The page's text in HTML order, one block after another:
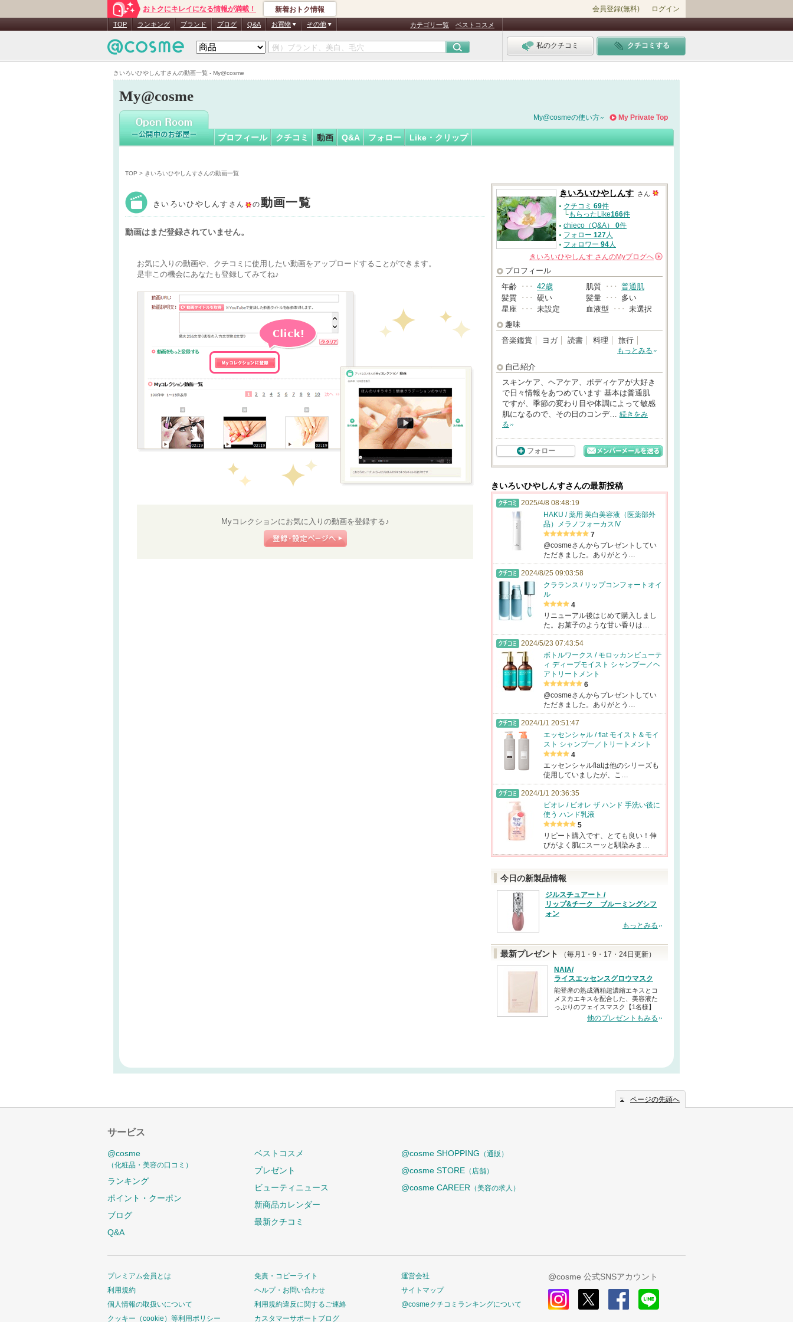
きいろいひやしんすさんの動画一覧 - My@cosme
おトクにキレイになる情報が満載！ 新着おトク情報 会員登録(無料) ログイン
TOP ランキング ブランド ブログ Q&A お買物 その他 カテゴリ一覧 ベストコスメ
私のクチコミ クチコミする
My@cosme
きいろいひやしん…さん
My Private Top
My@cosmeの使い方
プロフィール クチコミ 動画 Q&A フォロー Like・クリップ
TOP > きいろいひやしんすさんの動画一覧
きいろいひやしんす さん の動画一覧
動画はまだ登録されていません。
お気に入りの動画や、クチコミに使用したい動画をアップロードすることができます。
是非この機会にあなたも登録してみてね♪
Myコレクションにお気に入りの動画を登録する♪
きいろいひやしんす さん
クチコミ 69件
└もらったLike166件
chieco（Q&A） 0件
フォロー 127人
フォロワー 94人
きいろいひやしんす さんのMyブログへ
プロフィール
年齢 ･･･ 42歳 肌質 ･･･ 普通肌
髪質 ･･･ 硬い 髪量 ･･･
多い
星座 ･･･ 未設定 血液型 ･･･ 未選択
趣味
音楽鑑賞
ヨガ 読書 料理 旅行
もっとみる
自己紹介
スキンケア、ヘアケア、ボディケアが大好き
で日々情報をあつめています 基本は普通肌
ですが、季節の変わり目や体調によって敏感
肌になるので、その日のコンデ… 続きをみ
る
フォロー
きいろいひやしんすさんの最新投稿
2025/4/8 08:48:19
HAKU / 薬用 美白美容液（医薬部外
品）メラノフォーカスIV
7
@cosmeさんからプレゼントしてい
ただきました。ありがとう…
2024/8/25 09:03:58
クラランス / リップコンフォートオイ
ル
4
リニューアル後はじめて購入しまし
た。お菓子のような甘い香りは…
2024/5/23 07:43:54
ボトルワークス / モロッカンビューテ
ィ ディープモイスト シャンプー／ヘ
アトリートメント
6
@cosmeさんからプレゼントしてい
ただきました。ありがとう…
2024/1/1 20:51:47
エッセンシャル / flat モイスト＆モイ
スト シャンプー／トリートメント
4
エッセンシャルflatは他のシリーズも
使用していましたが、こ…
2024/1/1 20:36:35
ビオレ / ビオレ ザ ハンド 手洗い後に
使う ハンド乳液
5
リピート購入です、とても良い！伸
びがよく肌にスーッと馴染みま…
今日の新製品情報
ジルスチュアート /
リップ&チーク ブルーミングシフ
ォン
もっとみる
最新プレゼント
（毎月1・9・17・24日更新）
NAIA/
ライスエッセンスグロウマスク
能登産の熟成酒粕超濃縮エキスとコ
メヌカエキスを配合した、美容液た
っぷりのフェイスマスク【1名様】
他のプレゼントもみる
ページの先頭へ
サービス
@cosme
（化粧品・美容の口コミ）
ランキング
ポイント・クーポン
ブログ
Q&A
ベストコスメ
プレゼント
ビューティニュース
新商品カレンダー
最新クチコミ
@cosme SHOPPING （通販）
@cosme STORE （店舗）
@cosme CAREER （美容の求人）
プレミアム会員とは
利用規約
個人情報の取扱いについて
クッキー（cookie）等利用ポリシー
免責・コピーライト
ヘルプ・お問い合わせ
利用規約違反に関するご連絡
カスタマーサポートブログ
運営会社
サイトマップ
@cosmeクチコミランキングについて
@cosme 公式SNSアカウント